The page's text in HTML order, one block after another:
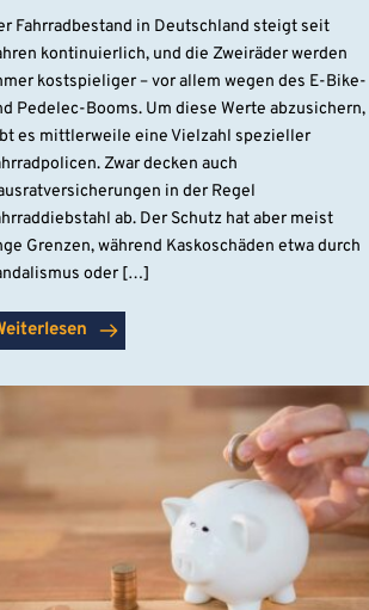
Fahrradbestand in Deutschland steigt seit
kontinuierlich, und die Zweiräder werden
kostspieliger – vor allem wegen des E-Bike-
Pedelec-Booms. Um diese Werte abzusichern,
es mittlerweile eine Vielzahl spezieller
Zwar decken auch
in der Regel
ab. Der Schutz hat aber meist
Grenzen, während Kaskoschäden etwa durch
oder […]